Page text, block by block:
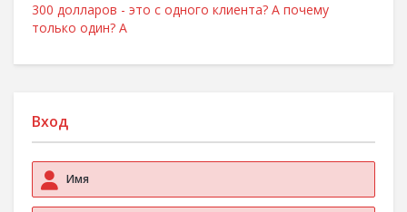
300 долларов - это с одного клиента? А почему
только один? А
Вход